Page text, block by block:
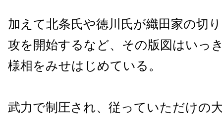
加えて北条氏や徳川氏が織田家の切
攻を開始するなど、その版図はいっ
様相をみせはじめている。
武力で制圧され、従っていただけの